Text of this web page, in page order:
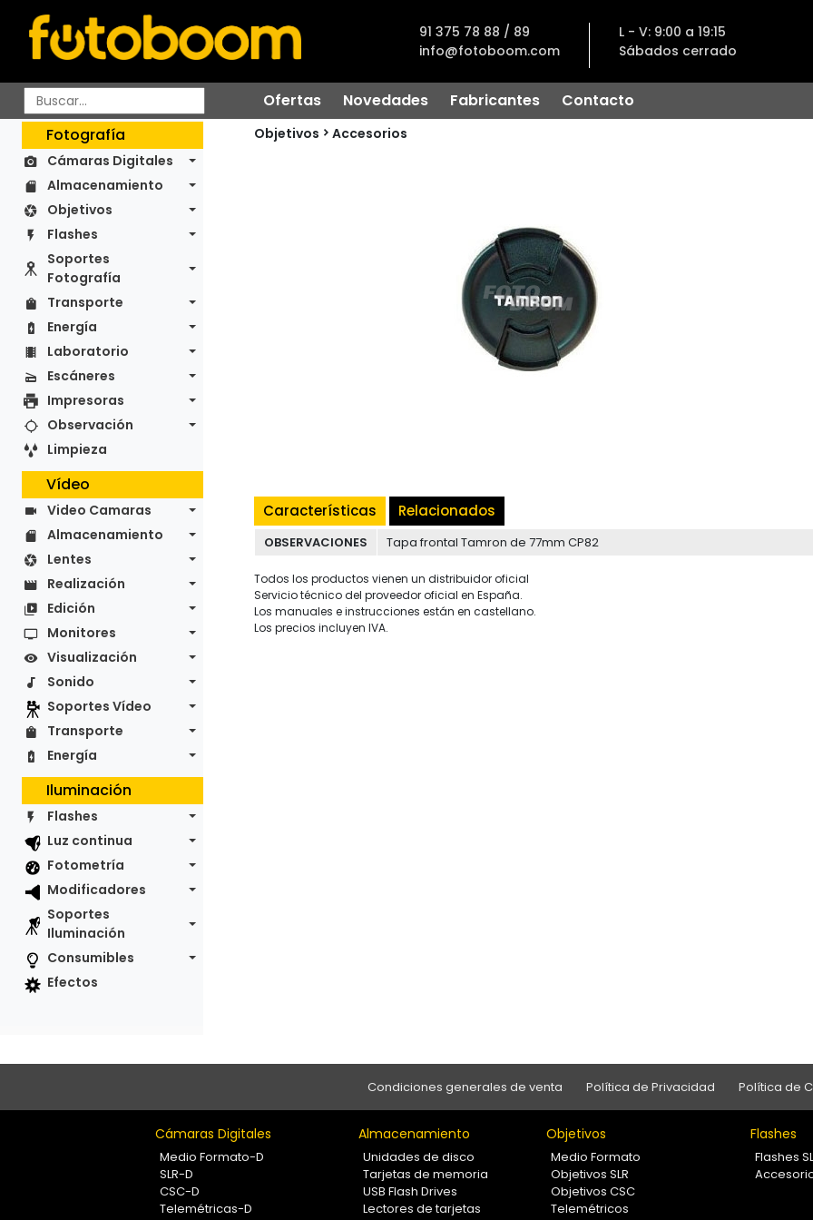
91 375 78 88 / 89
info@fotoboom.com
L - V: 9:00 a 19:15
Sábados cerrado
Ofertas Novedades Fabricantes
Contacto
Fotografía
Cámaras Digitales
Almacenamiento
Objetivos
Flashes
Soportes
Fotografía
Transporte
Energía
Laboratorio
Escáneres
Impresoras
Observación
Limpieza
Vídeo
Video Camaras
Almacenamiento
Lentes
Realización
Edición
Monitores
Visualización
Sonido
Soportes Vídeo
Transporte
Energía
Iluminación
Flashes
Luz continua
Fotometría
Modificadores
Soportes
Iluminación
Consumibles
Efectos
Objetivos Accesorios
Características Relacionados
OBSERVACIONES Tapa frontal Tamron de 77mm CP82
Todos los productos vienen un distribuidor oficial
Servicio técnico del proveedor oficial en España.
Los manuales e instrucciones están en castellano.
Los precios incluyen IVA.
Condiciones generales de venta Política de Privacidad Política de
Cámaras Digitales
Medio Formato-D
SLR-D
CSC-D
Telemétricas-D
Almacenamiento
Unidades de disco
Tarjetas de memoria
USB Flash Drives
Lectores de tarjetas
Objetivos
Medio Formato
Objetivos SLR
Objetivos CSC
Telemétricos
Flashes
Flashes